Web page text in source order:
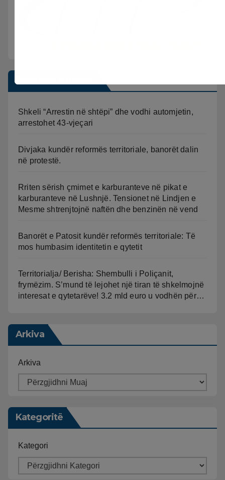
Shkeli “Arrestin në shtëpi” dhe vodhi automjetin,
arrestohet 43-vjeçari
Divjaka kundër reformës territoriale, banorët dalin
në protestë.
Rriten sërish çmimet e karburanteve në pikat e
karburanteve në Lushnjë. Tensionet në Lindjen e
Mesme shtrenjtojnë naftën dhe benzinën në vend
Banorët e Patosit kundër reformës territoriale: Të
mos humbasim identitetin e qytetit
Territorialja/ Berisha: Shembulli i Poliçanit,
frymëzim. S’mund të lejohet një tiran të shkelmojnë
interesat e qytetarëve! 3.2 mld euro u vodhën për…
Arkiva
Arkiva
Kategoritë
Kategori